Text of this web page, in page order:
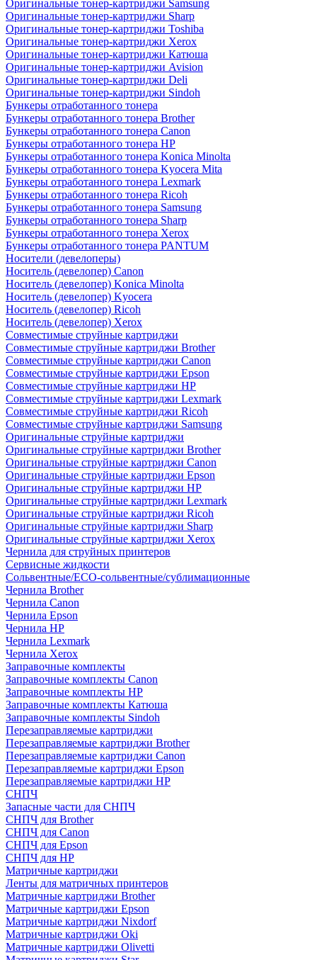
Оригинальные тонер-картриджи Samsung
Оригинальные тонер-картриджи Sharp
Оригинальные тонер-картриджи Toshiba
Оригинальные тонер-картриджи Xerox
Оригинальные тонер-картриджи Катюша
Оригинальные тонер-картриджи Avision
Оригинальные тонер-картриджи Deli
Оригинальные тонер-картриджи Sindoh
Бункеры отработанного тонера
Бункеры отработанного тонера Brother
Бункеры отработанного тонера Canon
Бункеры отработанного тонера HP
Бункеры отработанного тонера Konica Minolta
Бункеры отработанного тонера Kyocera Mita
Бункеры отработанного тонера Lexmark
Бункеры отработанного тонера Ricoh
Бункеры отработанного тонера Samsung
Бункеры отработанного тонера Sharp
Бункеры отработанного тонера Xerox
Бункеры отработанного тонера PANTUM
Носители (девелоперы)
Носитель (девелопер) Canon
Носитель (девелопер) Konica Minolta
Носитель (девелопер) Kyocera
Носитель (девелопер) Ricoh
Носитель (девелопер) Xerox
Совместимые струйные картриджи
Совместимые струйные картриджи Brother
Совместимые струйные картриджи Canon
Совместимые струйные картриджи Epson
Совместимые струйные картриджи HP
Совместимые струйные картриджи Lexmark
Совместимые струйные картриджи Ricoh
Совместимые струйные картриджи Samsung
Оригинальные струйные картриджи
Оригинальные струйные картриджи Brother
Оригинальные струйные картриджи Canon
Оригинальные струйные картриджи Epson
Оригинальные струйные картриджи HP
Оригинальные струйные картриджи Lexmark
Оригинальные струйные картриджи Ricoh
Оригинальные струйные картриджи Sharp
Оригинальные струйные картриджи Xerox
Чернила для струйных принтеров
Сервисные жидкости
Сольвентные/ECO-сольвентные/сублимационные
Чернила Brother
Чернила Canon
Чернила Epson
Чернила HP
Чернила Lexmark
Чернила Xerox
Заправочные комплекты
Заправочные комплекты Canon
Заправочные комплекты HP
Заправочные комплекты Катюша
Заправочные комплекты Sindoh
Перезаправляемые картриджи
Перезаправляемые картриджи Brother
Перезаправляемые картриджи Canon
Перезаправляемые картриджи Epson
Перезаправляемые картриджи HP
СНПЧ
Запасные части для СНПЧ
СНПЧ для Brother
СНПЧ для Canon
СНПЧ для Epson
СНПЧ для HP
Матричные картриджи
Ленты для матричных принтеров
Матричные картриджи Brother
Матричные картриджи Epson
Матричные картриджи Nixdorf
Матричные картриджи Oki
Матричные картриджи Olivetti